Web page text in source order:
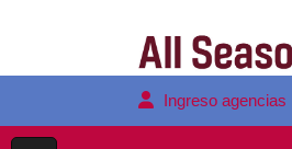
Ingreso agencias